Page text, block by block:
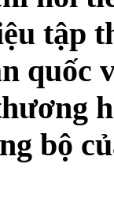
tập
quốc
bộ